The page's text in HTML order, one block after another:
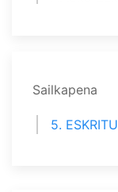
Sailkapena
5.